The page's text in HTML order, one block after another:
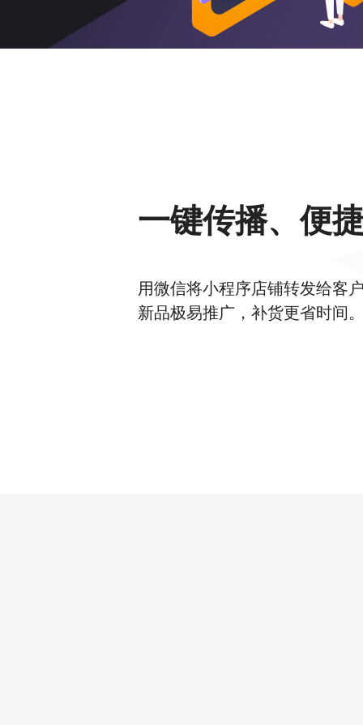
一键传播、便
用微信将小程序店铺转发给客
新品极易推广，补货更省时间